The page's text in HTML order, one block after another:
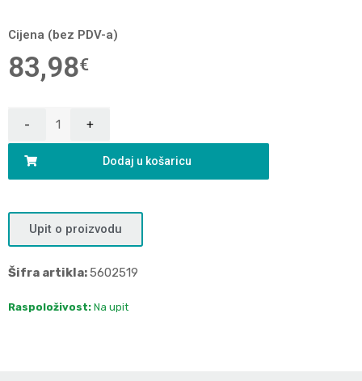
Cijena (bez PDV-a)
83,98€
Dodaj u košaricu
Upit o proizvodu
Šifra artikla:5602519
Raspoloživost: Na upit